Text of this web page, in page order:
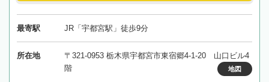
最寄駅 JR「宇都宮駅」徒歩9分
所在地
〒321-0953 栃木県宇都宮市東宿郷4-1-20 山口ビル4
階
地図